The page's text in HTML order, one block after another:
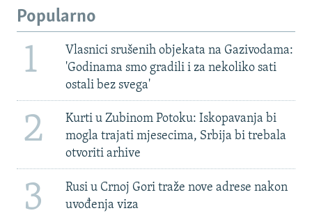
Popularno
1
Vlasnici srušenih objekata na Gazivodama:
'Godinama smo gradili i za nekoliko sati
ostali bez svega'
2
Kurti u Zubinom Potoku: Iskopavanja bi
mogla trajati mjesecima, Srbija bi trebala
otvoriti arhive
3
Rusi u Crnoj Gori traže nove adrese nakon
uvođenja viza